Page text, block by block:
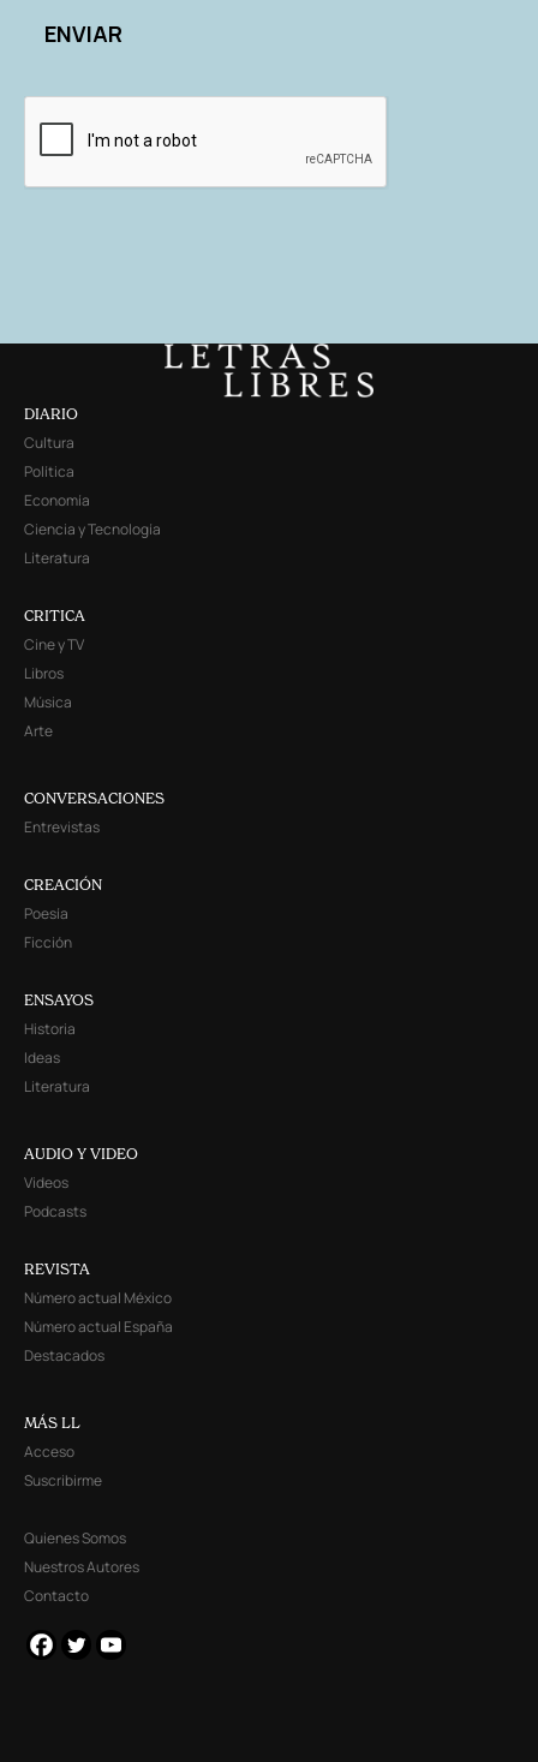
DIARIO
Cultura
Política
Economía
Ciencia y Tecnología
Literatura
CRITICA
Cine y TV
Libros
Música
Arte
CONVERSACIONES
Entrevistas
CREACIÓN
Poesía
Ficción
ENSAYOS
Historia
Ideas
Literatura
AUDIO Y VIDEO
Videos
Podcasts
REVISTA
Número actual México
Número actual España
Destacados
MÁS LL
Acceso
Suscribirme
Quienes Somos
Nuestros Autores
Contacto